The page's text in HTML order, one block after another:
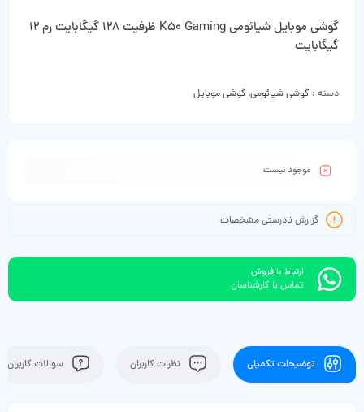
گوشی موبایل شیائومی K50 Gaming ظرفیت 128 گیگابایت رم 12
گیگابایت
دسته : گوشی شیائومی,گوشی موبایل
موجود نیست
گزارش نادرستی مشخصات
ارتباط با فروش
تماس با کارشناسان
توضیحات تکمیلی نظرات کاربران سوالات کاربران